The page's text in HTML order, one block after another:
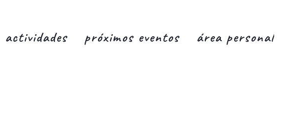
actividades próximos eventos área personal